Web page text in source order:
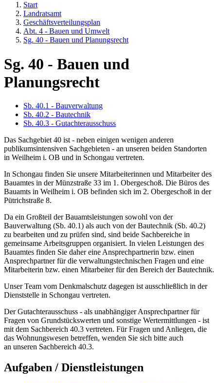
Start
Landratsamt
Geschäftsverteilungsplan
Abt. 4 - Bauen und Umwelt
Sg. 40 - Bauen und Planungsrecht
Sg. 40 - Bauen und
Planungsrecht
Sb. 40.1 - Bauverwaltung
Sb. 40.2 - Bautechnik
Sb. 40.3 - Gutachterausschuss
Das Sachgebiet 40 ist - neben einigen wenigen anderen
publikumsintensiven Sachgebieten - an unseren beiden Standorten
in Weilheim i. OB und in Schongau vertreten.
In Schongau finden Sie unsere Mitarbeiterinnen und Mitarbeiter des
Bauamtes in der Münzstraße 33 im 1. Obergeschoß. Die Büros des
Bauamts in Weilheim i. OB befinden sich im 2. Obergeschoß in der
Pütrichstraße 8.
Da ein Großteil der Bauamtsleistungen sowohl von der
Bauverwaltung (Sb. 40.1) als auch von der Bautechnik (Sb. 40.2)
zu bearbeiten und zu prüfen sind, sind beide Sachbereiche in
gemeinsame Arbeitsgruppen organisiert. In vielen Leistungen des
Bauamtes finden Sie daher eine Ansprechpartnerin bzw. einen
Ansprechpartner für die verwaltungstechnischen Fragen und eine
Mitarbeiterin bzw. einen Mitarbeiter für den Bereich der Bautechnik.
Unser Team vom Denkmalschutz dagegen ist ausschließlich in der
Dienststelle in Schongau vertreten.
Der Gutachterausschuss - als unabhängiger Ansprechpartner für
Fragen von Grundstückswerten und sonstige Wertermittlungen - ist
mit dem Sachbereich 40.3 vertreten. Für Fragen und Anliegen, die
das Wohnungswesen betreffen, wenden Sie sich bitte auch
an unseren Sachbereich 40.3.
Aufgaben / Dienstleistungen